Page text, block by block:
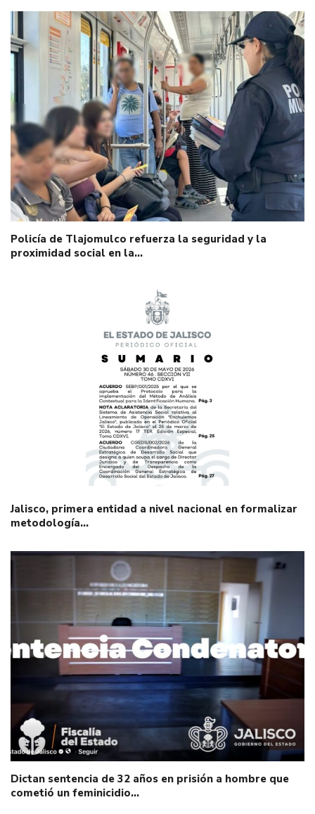
Policía de Tlajomulco refuerza la seguridad y la
proximidad social en la…
Jalisco, primera entidad a nivel nacional en formalizar
metodología…
Dictan sentencia de 32 años en prisión a hombre que
cometió un feminicidio…